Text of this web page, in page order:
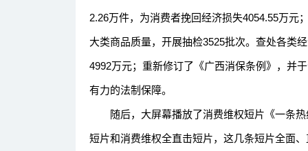
2.26万件，为消费者挽回经济损失4054.55万元
大类商品质量，开展抽检3525批次。查处各类
4992万元；重新修订了《广西消保条例》，并
有力的法制保障。
随后，大屏幕播放了消费维权短片《一条热
短片和消费维权全直击短片，这几条短片全面